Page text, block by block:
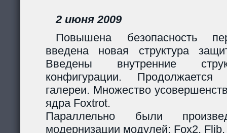
2 июня 2009
Повышена безопасность
введена новая структура
Введены внутренние
конфигурации. Продолжается
галереи. Множество
ядра Foxtrot.
Параллельно были
модернизации модулей: Fox2,